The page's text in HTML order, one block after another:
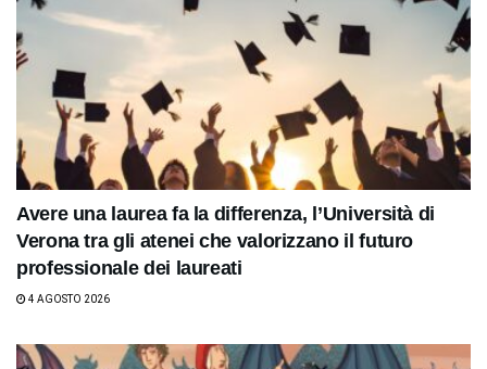
Avere una laurea fa la differenza, l’Università di
Verona tra gli atenei che valorizzano il futuro
professionale dei laureati
4 AGOSTO 2026